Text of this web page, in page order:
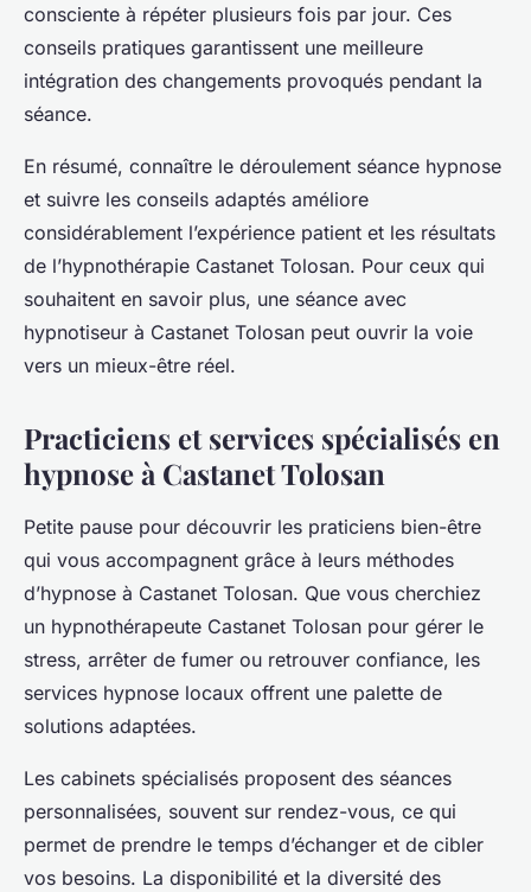
consciente à répéter plusieurs fois par jour. Ces
conseils pratiques garantissent une meilleure
intégration des changements provoqués pendant la
séance.
En résumé, connaître le déroulement séance hypnose
et suivre les conseils adaptés améliore
considérablement l’expérience patient et les résultats
de l’hypnothérapie Castanet Tolosan. Pour ceux qui
souhaitent en savoir plus, une séance avec
hypnotiseur à Castanet Tolosan peut ouvrir la voie
vers un mieux-être réel.
Practiciens et services spécialisés en
hypnose à Castanet Tolosan
Petite pause pour découvrir les praticiens bien-être
qui vous accompagnent grâce à leurs méthodes
d’hypnose à Castanet Tolosan. Que vous cherchiez
un hypnothérapeute Castanet Tolosan pour gérer le
stress, arrêter de fumer ou retrouver confiance, les
services hypnose locaux offrent une palette de
solutions adaptées.
Les cabinets spécialisés proposent des séances
personnalisées, souvent sur rendez-vous, ce qui
permet de prendre le temps d’échanger et de cibler
vos besoins. La disponibilité et la diversité des